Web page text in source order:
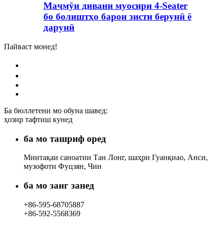
Маҷмӯи дивани муосири 4-Seater
бо болиштҳо барои зисти берунӣ ё
дарунӣ
Пайваст монед!
Ба бюллетени мо обуна шавед:
ҳозир тафтиш кунед
ба мо ташриф оред
Минтақаи саноатии Тан Лонг, шаҳри Гуанқиао, Анси,
музофоти Фуцзян, Чин
ба мо занг занед
+86-595-68705887
+86-592-5568369